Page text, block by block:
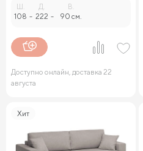
108 -
Д.
222 -
В.
90 см.
Доступно онлайн, доставка 22
августа
Хит